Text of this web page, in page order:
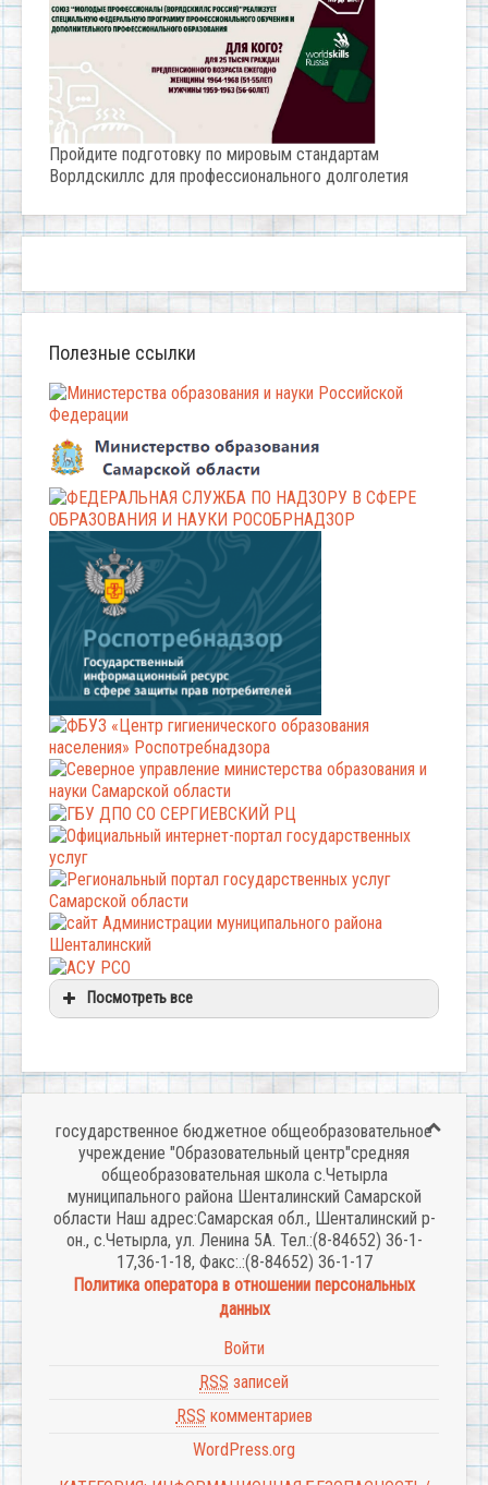
Пройдите подготовку по мировым стандартам
Ворлдскиллс для профессионального долголетия
Полезные ссылки
Посмотреть все
государственное бюджетное общеобразовательное
учреждение "Образовательный центр"средняя
общеобразовательная школа с.Четырла
муниципального района Шенталинский Самарской
области Наш адрес:Самарская обл., Шенталинский р-
он., с.Четырла, ул. Ленина 5А. Тел.:(8-84652) 36-1-
17,36-1-18, Факс:.:(8-84652) 36-1-17
Политика оператора в отношении персональных
данных
Войти
RSS записей
RSS комментариев
WordPress.org